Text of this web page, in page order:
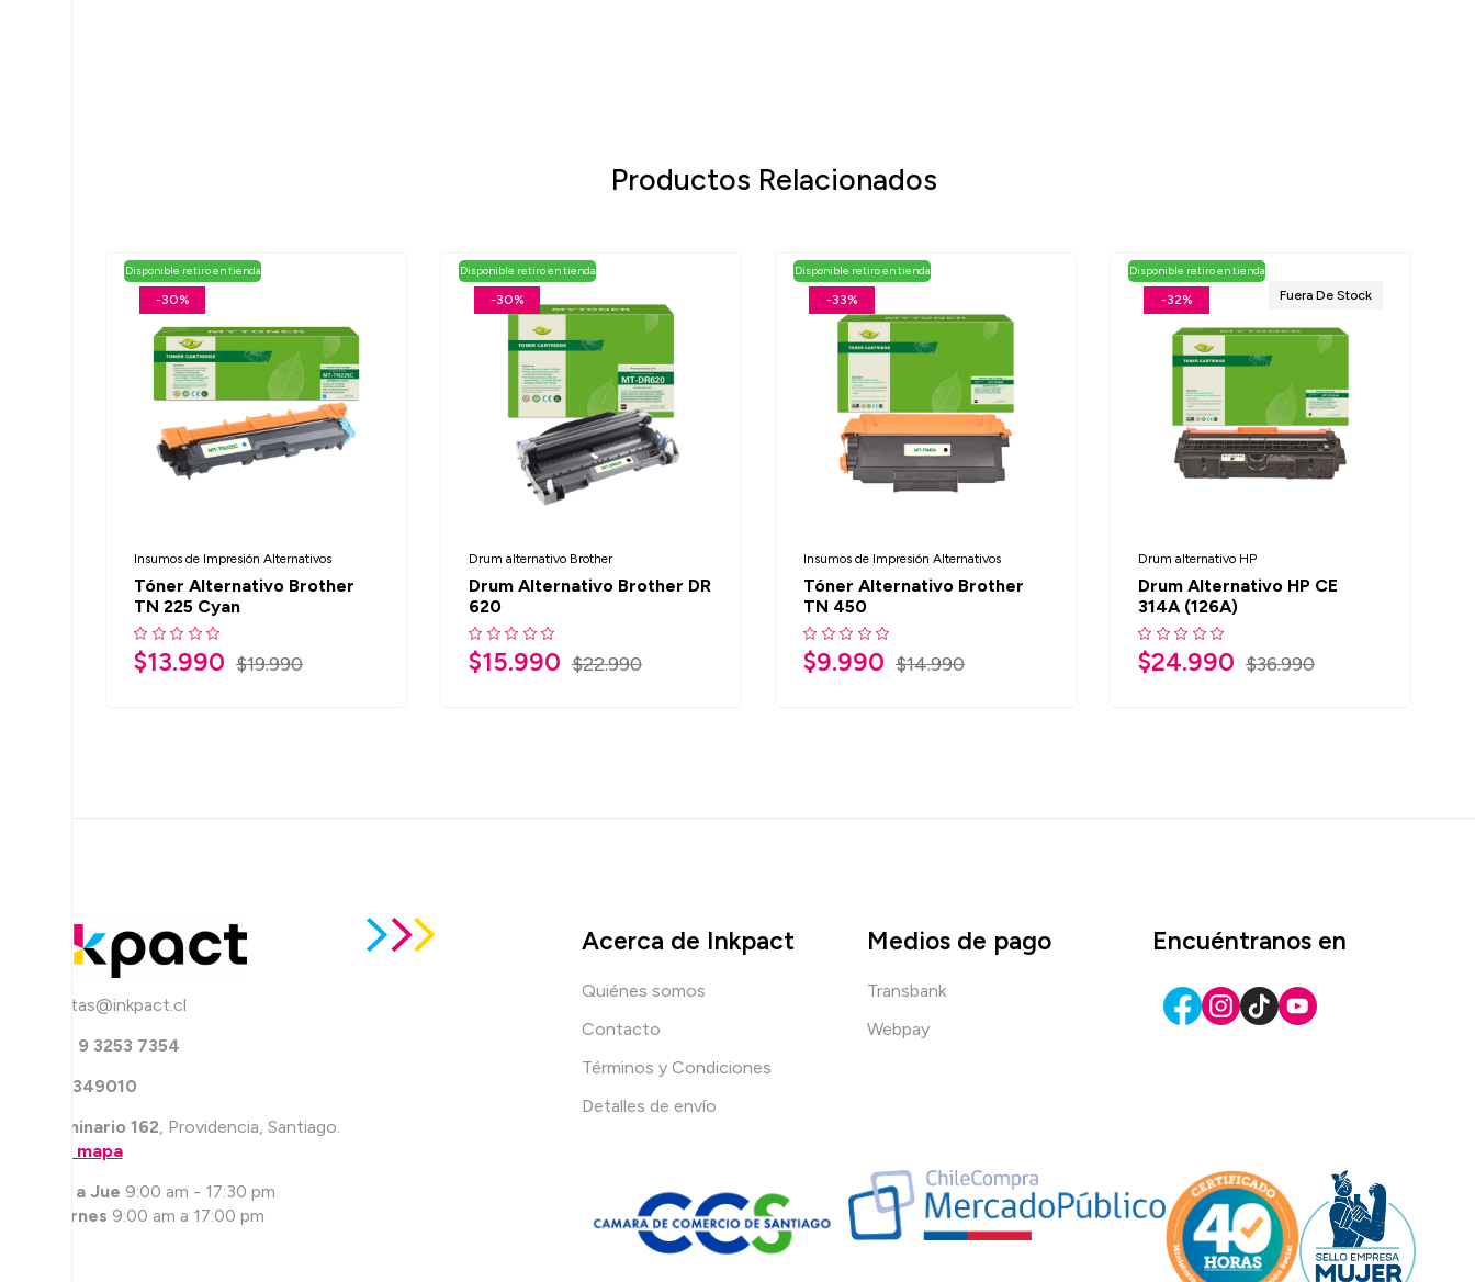
Productos Relacionados
-30%
Disponible retiro en tienda
Insumos de Impresión Alternativos
Tóner Alternativo Brother
TN 225 Cyan
$19.990
$13.990
-30%
Disponible retiro en tienda
Drum alternativo Brother
Drum Alternativo Brother DR
620
$22.990
$15.990
-33%
Disponible retiro en tienda
Insumos de Impresión Alternativos
Tóner Alternativo Brother
TN 450
$14.990
$9.990
-32%
Disponible retiro en tienda
Fuera De Stock
Drum alternativo HP
Drum Alternativo HP CE
314A (126A)
$36.990
$24.990
ventas@inkpact.cl
+56 9 3253 7354
226349010
Seminario 162, Providencia, Santiago.
Ver mapa
Lun a Jue 9:00 am - 17:30 pm
Viernes 9:00 am a 17:00 pm
Acerca de Inkpact
Quiénes somos
Contacto
Términos y Condiciones
Detalles de envío
Medios de pago
Transbank
Webpay
Encuéntranos en